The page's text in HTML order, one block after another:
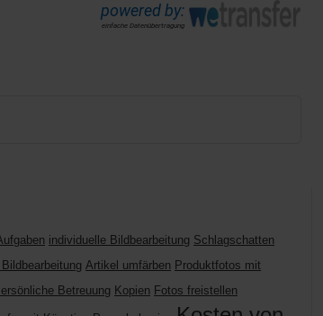
powered by:
einfache Datenübertragung
individuelle Bildbearbeitung Schlagschatten
Artikel umfärben Produktfotos mit
Betreuung Kopien Fotos freistellen